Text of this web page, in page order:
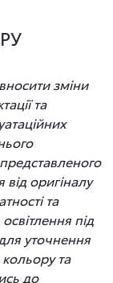
зміни
та
оригіналу
та
під
уточнення
кольору та
до